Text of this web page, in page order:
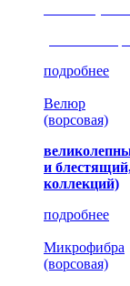
подробнее
Велюр
(ворсовая)
и
коллекций)
подробнее
Микрофибра
(ворсовая)